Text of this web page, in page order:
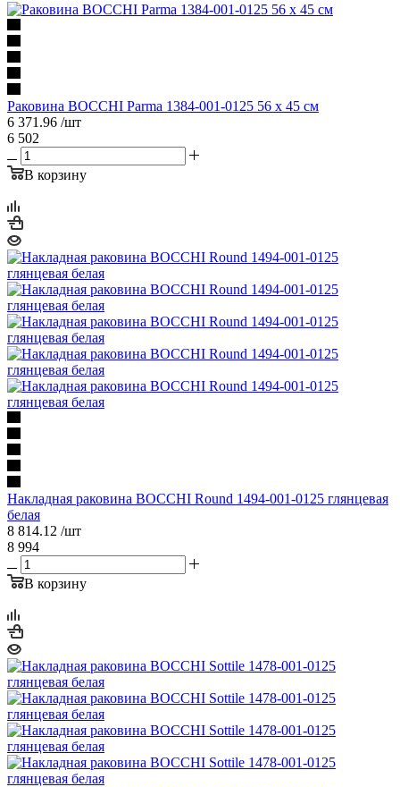
Раковина BOCCHI Parma 1384-001-0125 56 x 45 см
6 371.96 /шт
6 502
В корзину
Накладная раковина BOCCHI Round 1494-001-0125 глянцевая
белая
8 814.12 /шт
8 994
В корзину